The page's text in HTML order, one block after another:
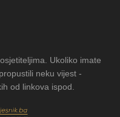
Ukoliko imate
neku vijest -
od linkova ispod.